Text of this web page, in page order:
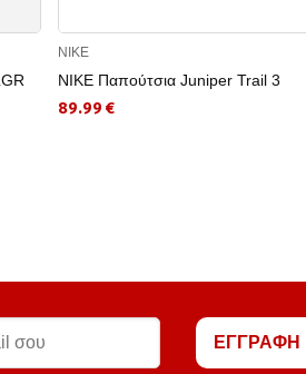
NIKE
NIKE Παπούτσια Juniper Trail 3
89.99 €
ΕΓΓΡΑΦΗ